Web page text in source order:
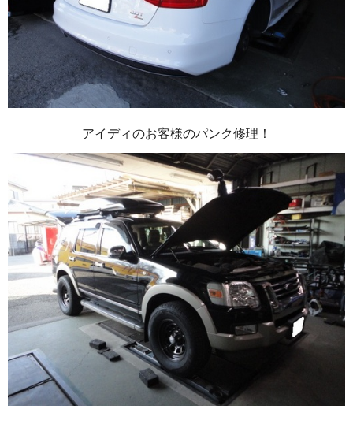
アイディのお客様のパンク修理！